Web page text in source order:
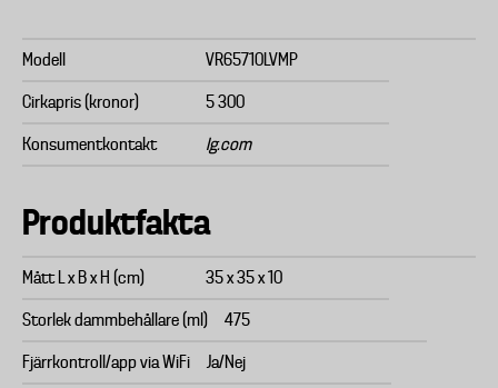
Modell VR65710LVMP
Cirkapris (kronor) 5 300
Konsumentkontakt lg.com
Produktfakta
Mått L x B x H (cm) 35 x 35 x 10
Storlek dammbehållare (ml) 475
Fjärrkontroll/app via WiFi Ja/Nej